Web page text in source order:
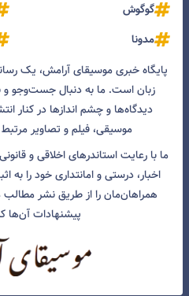
گوگوش
مدونا
پایگاه خبری موسیقای آرامش، یک
زبان است. ما به دنبال جست‌و‌جو
دیدگاه‌ها و چشم انداز‌ها در کنار
موسیقی، فیلم و تصاویر
ما با رعایت استاندرهای اخلاقی و
اخبار، درستی و امانتداری خود را به
همراهان‌مان را از طریق نشر مطالب
پیشنهادات